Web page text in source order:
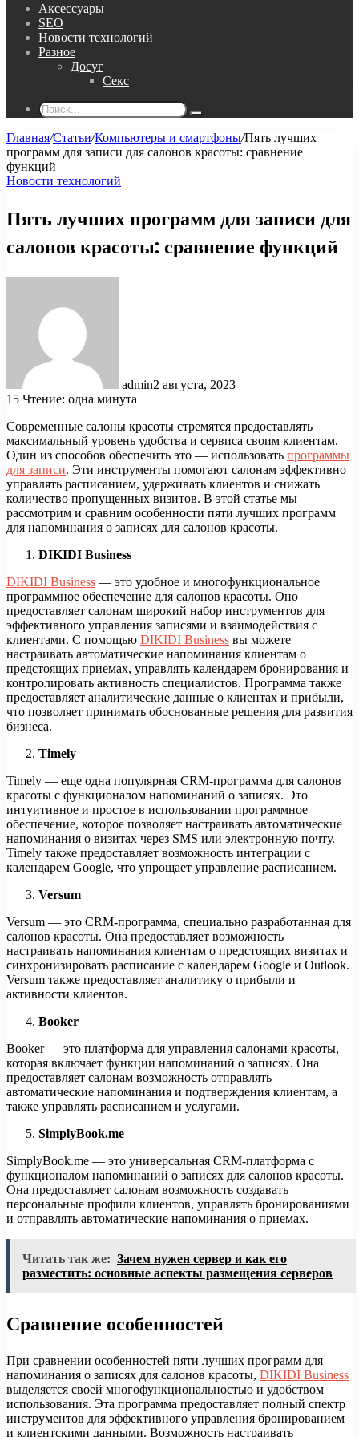
Аксессуары
SEO
Новости технологий
Разное
Досуг
Секс
Поиск...
Главная/Статьи/Компьютеры и смартфоны/Пять лучших
программ для записи для салонов красоты: сравнение
функций
Новости технологий
Пять лучших программ для записи для
салонов красоты: сравнение функций
admin2 августа, 2023
15 Чтение: одна минута
Современные салоны красоты стремятся предоставлять
максимальный уровень удобства и сервиса своим клиентам.
Один из способов обеспечить это — использовать программы
для записи. Эти инструменты помогают салонам эффективно
управлять расписанием, удерживать клиентов и снижать
количество пропущенных визитов. В этой статье мы
рассмотрим и сравним особенности пяти лучших программ
для напоминания о записях для салонов красоты.
DIKIDI Business
DIKIDI Business — это удобное и многофункциональное
программное обеспечение для салонов красоты. Оно
предоставляет салонам широкий набор инструментов для
эффективного управления записями и взаимодействия с
клиентами. С помощью DIKIDI Business вы можете
настраивать автоматические напоминания клиентам о
предстоящих приемах, управлять календарем бронирования и
контролировать активность специалистов. Программа также
предоставляет аналитические данные о клиентах и прибыли,
что позволяет принимать обоснованные решения для развития
бизнеса.
Timely
Timely — еще одна популярная CRM-программа для салонов
красоты с функционалом напоминаний о записях. Это
интуитивное и простое в использовании программное
обеспечение, которое позволяет настраивать автоматические
напоминания о визитах через SMS или электронную почту.
Timely также предоставляет возможность интеграции с
календарем Google, что упрощает управление расписанием.
Versum
Versum — это CRM-программа, специально разработанная для
салонов красоты. Она предоставляет возможность
настраивать напоминания клиентам о предстоящих визитах и
синхронизировать расписание с календарем Google и Outlook.
Versum также предоставляет аналитику о прибыли и
активности клиентов.
Booker
Booker — это платформа для управления салонами красоты,
которая включает функции напоминаний о записях. Она
предоставляет салонам возможность отправлять
автоматические напоминания и подтверждения клиентам, а
также управлять расписанием и услугами.
SimplyBook.me
SimplyBook.me — это универсальная CRM-платформа с
функционалом напоминаний о записях для салонов красоты.
Она предоставляет салонам возможность создавать
персональные профили клиентов, управлять бронированиями
и отправлять автоматические напоминания о приемах.
Читать так же: Зачем нужен сервер и как его
разместить: основные аспекты размещения серверов
Сравнение особенностей
При сравнении особенностей пяти лучших программ для
напоминания о записях для салонов красоты, DIKIDI Business
выделяется своей многофункциональностью и удобством
использования. Эта программа предоставляет полный спектр
инструментов для эффективного управления бронированием
и клиентскими данными. Возможность настраивать